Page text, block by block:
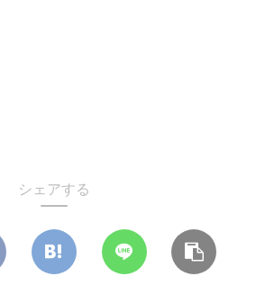
シェアする